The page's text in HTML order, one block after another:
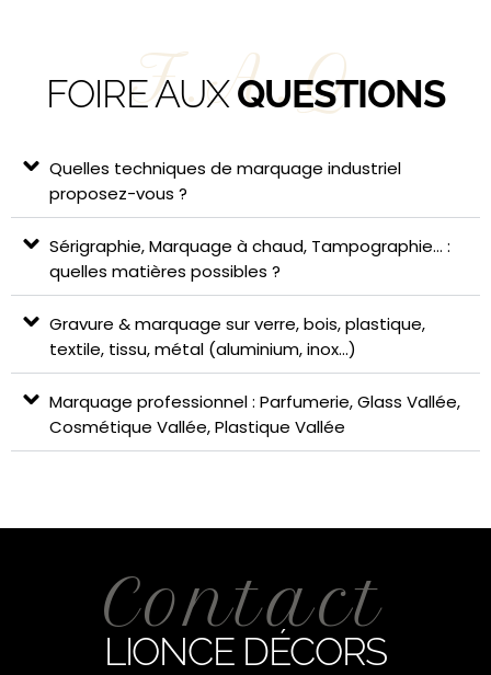
F.A.Q
FOIRE AUXQUESTIONS
Quelles techniques de marquage industriel
proposez-vous ?
Sérigraphie, Marquage à chaud, Tampographie… :
quelles matières possibles ?
Gravure & marquage sur verre, bois, plastique,
textile, tissu, métal (aluminium, inox...)
Marquage professionnel : Parfumerie, Glass Vallée,
Cosmétique Vallée, Plastique Vallée
Contact
LIONCE DÉCORS